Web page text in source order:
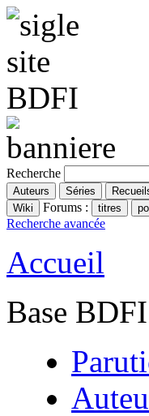
Recherche
Forums :
Recherche avancée
Accueil
Base BDFI